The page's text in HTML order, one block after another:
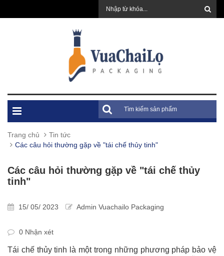
Trang chủ
Tin tức
Các câu hỏi thường gặp về "tái chế thủy tinh"
Các câu hỏi thường gặp về "tái chế thủy
tinh"
15/ 05/ 2023 Admin Vuachailo Packaging
0 Nhận xét
Tái chế thủy tinh là một trong những phương pháp bảo vệ